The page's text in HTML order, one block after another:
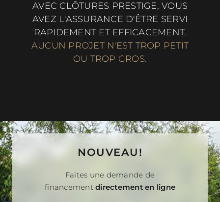
AVEC CLÔTURES PRESTIGE, VOUS
AVEZ L'ASSURANCE D'ÊTRE SERVI
RAPIDEMENT ET EFFICACEMENT.
AUCUN PROJET N'EST TROP PETIT
OU TROP GROS.
NOUVEAU!
Faites une demande de
financement directement en ligne